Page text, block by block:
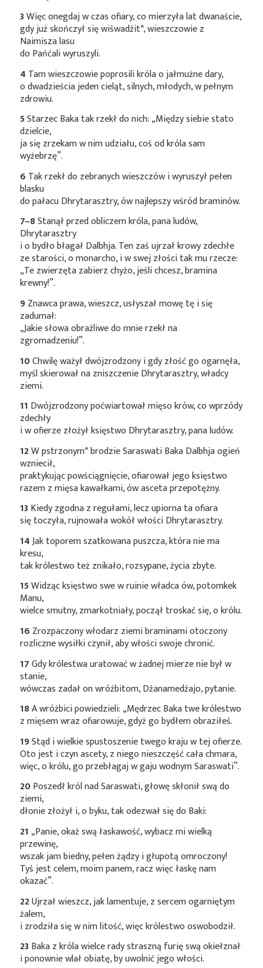
3Więc onegdaj w czas ofiary, co mierzyła lat dwanaście,
gdy już skończył sięwiśwadźit*, wieszczowie z
Naimisza lasu
do Pańćali wyruszyli.
4 Tam wieszczowie poprosili króla o jałmużne dary,
o dwadzieścia jeden cieląt, silnych, młodych, w pełnym
zdrowiu.
5Starzec Baka tak rzekł do nich: „Między siebie stato
dzielcie,
ja się zrzekam w nim udziału, coś od króla sam
wyżebrzę”.
6 Tak rzekł do zebranych wieszczów i wyruszył pełen
blasku
do pałacu Dhrytarasztry, ów najlepszy wśród braminów.
7–8Stanął przed obliczem króla, pana ludów,
Dhrytarasztry
i o bydło błagał Dalbhja. Ten zaś ujrzał krowy zdechłe
ze starości, o monarcho, i w swej złości tak mu rzecze:
„Te zwierzęta zabierz chyżo, jeśli chcesz, bramina
krewny!”.
9Znawca prawa, wieszcz, usłyszał mowę tę i się
zadumał:
„Jakie słowa obraźliwe do mnie rzekł na
zgromadzeniu!”.
10Chwilę ważył dwójzrodzony i gdy złość go ogarnęła,
myśl skierował na zniszczenie Dhrytarasztry, władcy
ziemi.
11 Dwójzrodzony poćwiartował mięso krów, co wprzódy
zdechły
i w ofierze złożył księstwo Dhrytarasztry, pana ludów.
12Wpstrzonym*brodzie Saraswati Baka Dalbhja ogień
wzniecił,
praktykując powściągnięcie, ofiarował jego księstwo
razem z mięsa kawałkami, ów asceta przepotężny.
13Kiedy zgodna z regułami, lecz upiorna ta ofiara
się toczyła, rujnowała wokół włości Dhrytarasztry.
14Jak toporem szatkowana puszcza, która nie ma
kresu,
tak królestwo też znikało, rozsypane, życia zbyte.
15Widząc księstwo swe w ruinie władca ów, potomkek
Manu,
wielce smutny, zmarkotniały, począł troskać się, o królu.
16 Zrozpaczony włodarz ziemi braminami otoczony
rozliczne wysiłki czynił, aby włości swoje chronić.
17Gdy królestwa uratować w żadnej mierze nie był w
stanie,
wówczas zadał on wróżbitom, Dźanamedźajo, pytanie.
18A wróżbici powiedzieli: „Mędrzec Baka twe królestwo
z mięsem wraz ofiarowuje, gdyż go bydłem obraziłeś.
19Stąd i wielkie spustoszenie twego kraju w tej ofierze.
Oto jest i czyn ascety, z niego nieszczęść cała chmara,
więc, o królu, go przebłagaj w gaju wodnym Saraswati”.
20Poszedł król nad Saraswati, głowę skłonił swą do
ziemi,
dłonie złożył i, o byku, tak odezwał się do Baki:
21 „Panie, okaż swą łaskawość, wybacz mi wielką
przewinę,
wszak jam biedny, pełen żądzy i głupotą omroczony!
Tyś jest celem, moim panem, racz więc łaskę nam
okazać”.
22Ujrzał wieszcz, jak lamentuje, z sercem ogarniętym
żalem,
i zrodziła się w nim litość, więc królestwo oswobodził.
23Baka z króla wielce rady straszną furię swą okiełznał
i ponownie wlał obiatę, by uwolnić jego włości.